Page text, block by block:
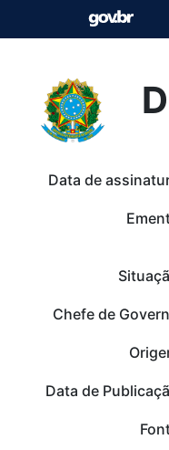
Data de
Chefe de
Data de